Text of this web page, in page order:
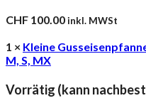
CHF 100.00inkl. MWSt
1 × Kleine
M, S, MX
Vorrätig (kann